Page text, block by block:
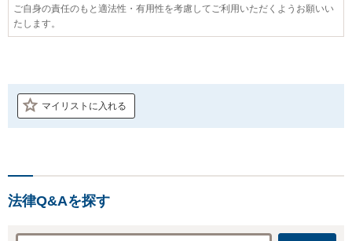
ご自身の責任のもと適法性・有用性を考慮してご利用いただくようお願いい
たします。
マイリストに入れる
法律Q&Aを探す